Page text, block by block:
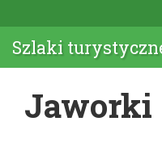
Szlaki
Jaworki